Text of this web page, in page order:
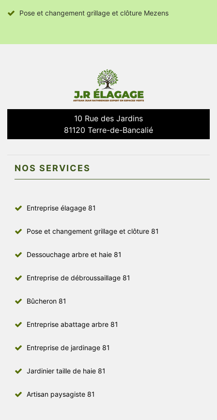
Pose et changement grillage et clôture Mezens
10 Rue des Jardins
81120 Terre-de-Bancalié
NOS SERVICES
Entreprise élagage 81
Pose et changement grillage et clôture 81
Dessouchage arbre et haie 81
Entreprise de débroussaillage 81
Bûcheron 81
Entreprise abattage arbre 81
Entreprise de jardinage 81
Jardinier taille de haie 81
Artisan paysagiste 81